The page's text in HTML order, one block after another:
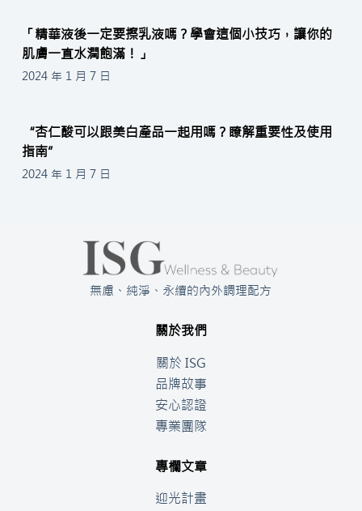
「精華液後一定要擦乳液嗎？學會這個小技巧，讓你的
肌膚一直水潤飽滿！」
2024 年 1 月 7 日
“杏仁酸可以跟美白產品一起用嗎？瞭解重要性及使用
指南”
2024 年 1 月 7 日
無慮、純淨、永續的內外調理配方
關於我們
關於 ISG
品牌故事
安心認證
專業團隊
專欄文章
迎光計畫